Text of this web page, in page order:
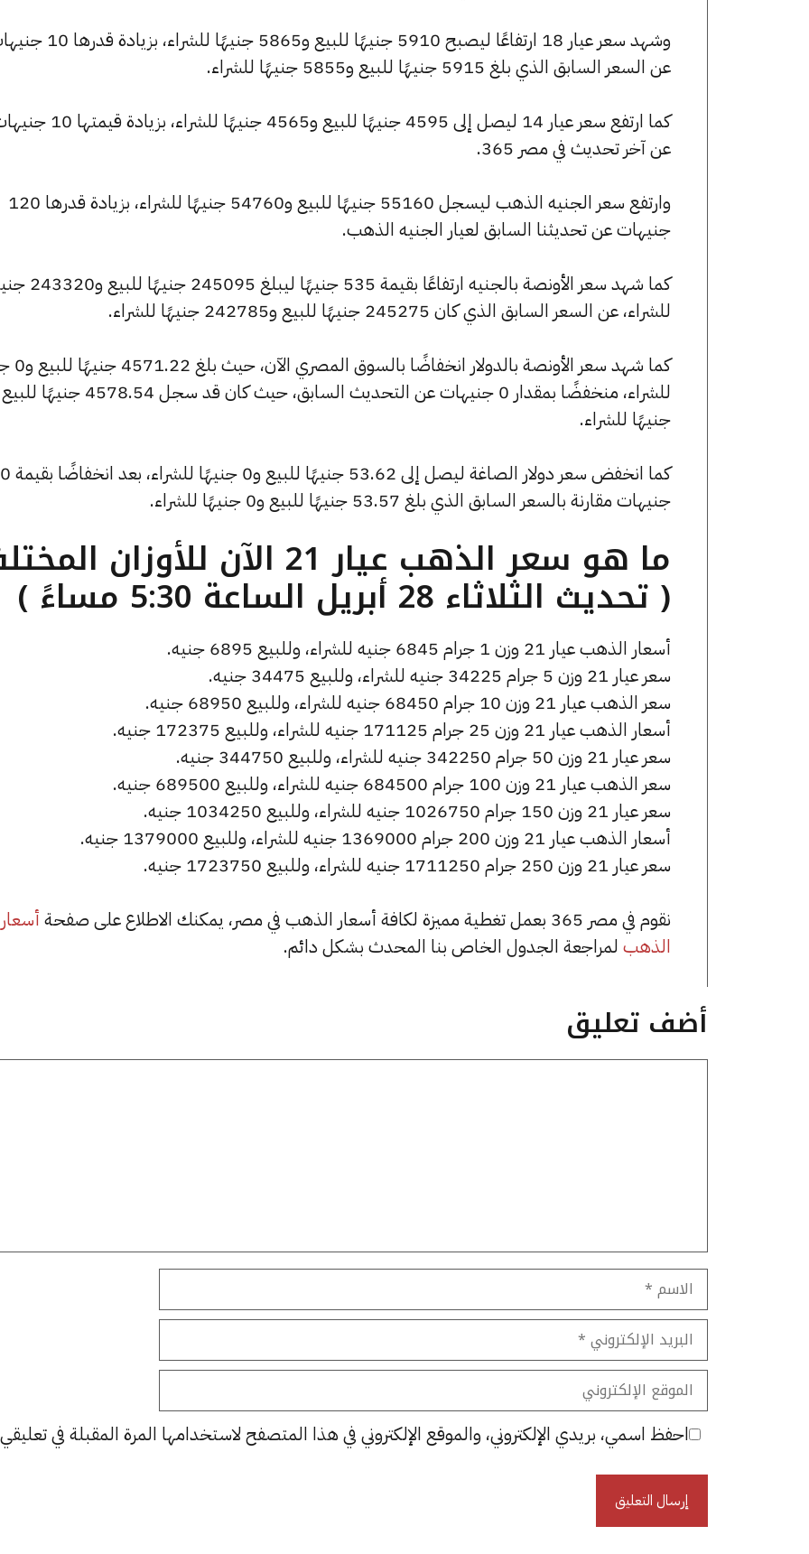
وشهد سعر عيار 18 ارتفاعًا ليصبح 5910 جنيهًا للبيع و5865 جنيهًا
عن السعر السابق الذي بلغ 5915 جنيهًا للبيع و5855 جنيهًا للشراء.
كما ارتفع سعر عيار 14 ليصل إلى 4595 جنيهًا للبيع و4565 جنيهًا للشراء،
عن آخر تحديث في مصر 365.
وارتفع سعر الجنيه الذهب ليسجل 55160 جنيهًا للبيع و54760 جنيهًا للشراء، بزيادة قدرها 120
جنيهات عن تحديثنا السابق لعيار الجنيه الذهب.
كما شهد سعر الأونصة بالجنيه ارتفاعًا بقيمة 535
للشراء، عن السعر السابق الذي كان 245275 جنيهًا للبيع و242785 جنيهًا للشراء.
كما شهد سعر
جنيهًا للشراء.
كما انخفض سعر دولار الصاغة ليصل إلى 53.62 جنيهًا للبيع و0 جنيهًا للشراء، بعد انخفاضًا بقيمة 0
جنيهات مقارنة بالسعر السابق الذي بلغ 53.57 جنيهًا للبيع و0 جنيهًا للشراء.
ما هو سعر الذهب عيار 21 الآن للأوزان
( تحديث الثلاثاء 28 أبريل الساعة 5:30 مساءً )
أسعار الذهب عيار 21 وزن 1 جرام 6845 جنيه للشراء، وللبيع 6895 جنيه.
سعر عيار 21 وزن 5 جرام 34225 جنيه للشراء، وللبيع 34475 جنيه.
سعر الذهب عيار 21 وزن 10 جرام 68450 جنيه للشراء، وللبيع 68950 جنيه.
أسعار الذهب عيار 21 وزن 25 جرام 171125 جنيه للشراء، وللبيع 172375 جنيه.
سعر عيار 21 وزن 50 جرام 342250 جنيه للشراء، وللبيع 344750 جنيه.
سعر الذهب عيار 21 وزن 100 جرام 684500 جنيه للشراء، وللبيع 689500 جنيه.
سعر عيار 21 وزن 150 جرام 1026750 جنيه للشراء، وللبيع 1034250 جنيه.
أسعار الذهب عيار 21 وزن 200 جرام 1369000 جنيه للشراء، وللبيع 1379000 جنيه.
سعر عيار 21 وزن 250 جرام 1711250 جنيه للشراء، وللبيع 1723750 جنيه.
نقوم في مصر 365 بعمل تغطية مميزة لكافة أسعار الذهب في مصر، يمكنك الاطلاع على صفحة
أسعار
الذهب لمراجعة الجدول الخاص بنا المحدث بشكل دائم.
أضف تعليق
الاسم
البريد
الإلكتروني
الموقع
الإلكتروني
احفظ اسمي، بريدي الإلكتروني، والموقع الإلكتروني في هذا المتصفح لاستخدامها المرة المقبلة في